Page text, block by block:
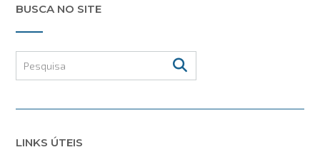
BUSCA NO SITE
LINKS ÚTEIS